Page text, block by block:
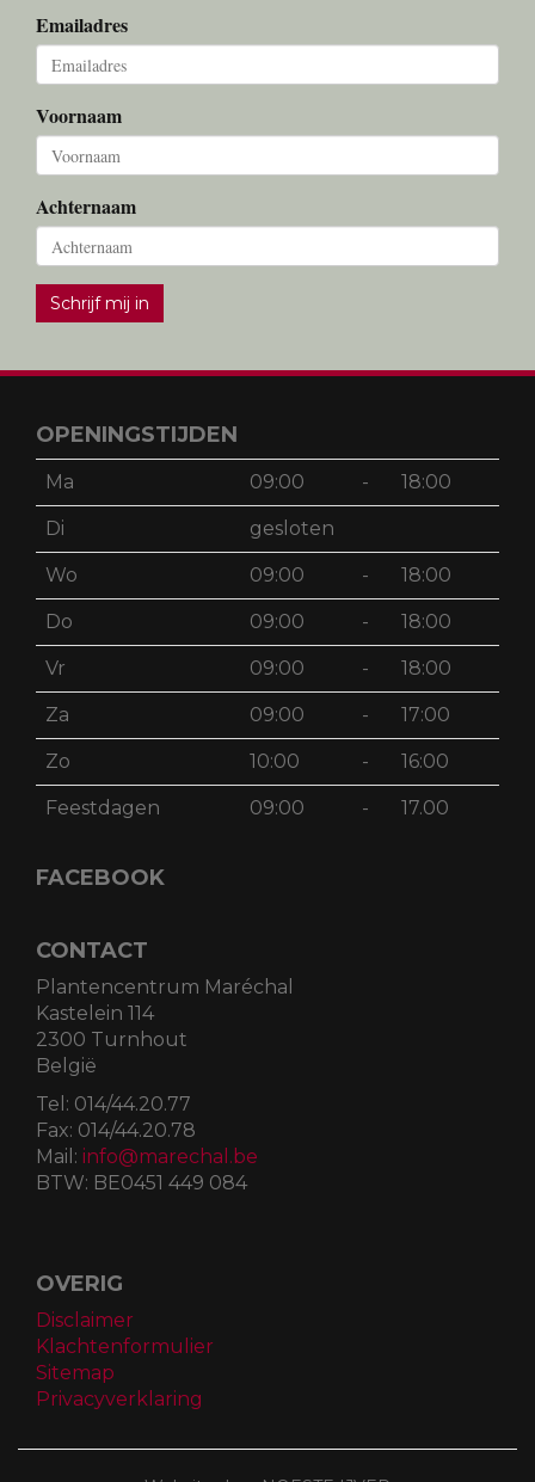
Emailadres
Voornaam
Achternaam
Schrijf mij in
OPENINGSTIJDEN
Ma 09:00 - 18:00
Di gesloten
Wo 09:00 - 18:00
Do 09:00 - 18:00
Vr 09:00 - 18:00
Za 09:00 - 17:00
Zo 10:00 - 16:00
Feestdagen 09:00 - 17.00
FACEBOOK
CONTACT
Plantencentrum Maréchal
Kastelein 114
2300 Turnhout
België
Tel: 014/44.20.77
Fax: 014/44.20.78
Mail: info@marechal.be
BTW: BE0451 449 084
OVERIG
Disclaimer
Klachtenformulier
Sitemap
Privacyverklaring